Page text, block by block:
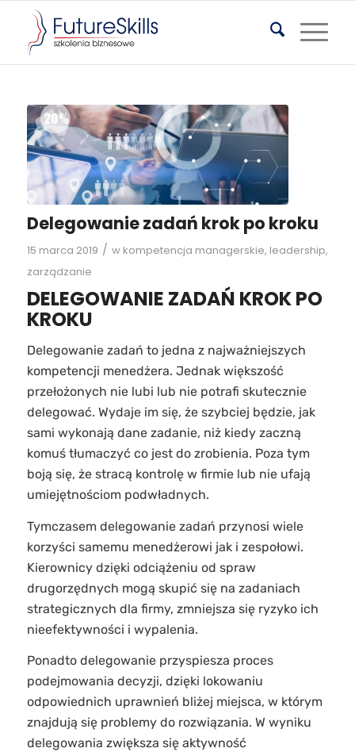
Delegowanie zadań krok po kroku
15 marca 2019 / w kompetencja managerskie, leadership,
zarządzanie
DELEGOWANIE ZADAŃ KROK PO
KROKU
Delegowanie zadań to jedna z najważniejszych
kompetencji menedżera. Jednak większość
przełożonych nie lubi lub nie potrafi skutecznie
delegować. Wydaje im się, że szybciej będzie, jak
sami wykonają dane zadanie, niż kiedy zaczną
komuś tłumaczyć co jest do zrobienia. Poza tym
boją się, że stracą kontrolę w firmie lub nie ufają
umiejętnościom podwładnych.
Tymczasem delegowanie zadań przynosi wiele
korzyści samemu menedżerowi jak i zespołowi.
Kierownicy dzięki odciążeniu od spraw
drugorzędnych mogą skupić się na zadaniach
strategicznych dla firmy, zmniejsza się ryzyko ich
nieefektywności i wypalenia.
Ponadto delegowanie przyspiesza proces
podejmowania decyzji, dzięki lokowaniu
odpowiednich uprawnień bliżej miejsca, w którym
znajdują się problemy do rozwiązania. W wyniku
delegowania zwiększa się aktywność